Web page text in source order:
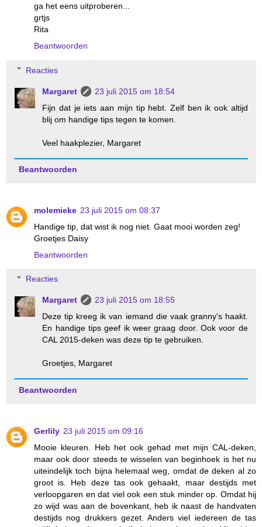
ga het eens uitproberen...
grtjs
Rita
Beantwoorden
Reacties
Margaret
23 juli 2015 om 18:54
Fijn dat je iets aan mijn tip hebt. Zelf ben ik ook altijd
blij om handige tips tegen te komen.
Veel haakplezier, Margaret
Beantwoorden
molemieke 23 juli 2015 om 08:37
Handige tip, dat wist ik nog niet. Gaat mooi worden zeg!
Groetjes Daisy
Beantwoorden
Reacties
Margaret
23 juli 2015 om 18:55
Deze tip kreeg ik van iemand die vaak granny's haakt.
En handige tips geef ik weer graag door. Ook voor de
CAL 2015-deken was deze tip te gebruiken.
Groetjes, Margaret
Beantwoorden
Gerlily 23 juli 2015 om 09:16
Mooie kleuren. Heb het ook gehad met mijn CAL-deken,
maar ook door steeds te wisselen van beginhoek is het nu
uiteindelijk toch bijna helemaal weg, omdat de deken al zo
groot is. Heb deze tas ook gehaakt, maar destijds met
verloopgaren en dat viel ook een stuk minder op. Omdat hij
zo wijd was aan de bovenkant, heb ik naast de handvaten
destijds nog drukkers gezet. Anders viel iedereen de tas